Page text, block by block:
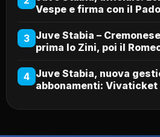
Vespe e firma con il
3 Juve Stabia –
prima lo Zini, poi il
4 Juve Stabia, nuova
abbonamenti: Vivaticket